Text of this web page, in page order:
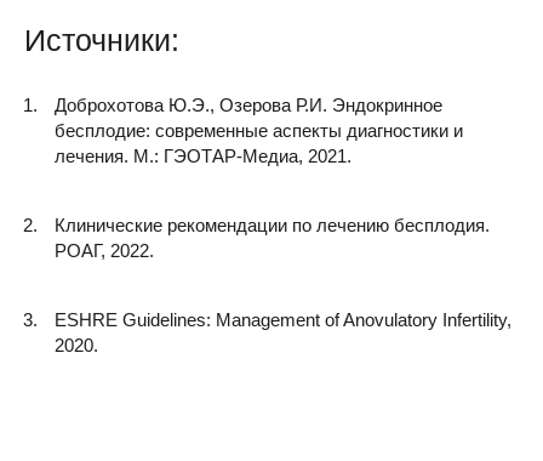
Источники:
Доброхотова Ю.Э., Озерова Р.И. Эндокринное
бесплодие: современные аспекты диагностики и
лечения. М.: ГЭОТАР-Медиа, 2021.
Клинические рекомендации по лечению бесплодия.
РОАГ, 2022.
ESHRE Guidelines: Management of Anovulatory Infertility,
2020.